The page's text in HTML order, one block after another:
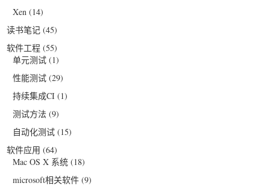
Xen (14)
读书笔记 (45)
软件工程 (55)
单元测试 (1)
性能测试 (29)
持续集成CI (1)
测试方法 (9)
自动化测试 (15)
软件应用 (64)
Mac OS X 系统 (18)
microsoft相关软件 (9)